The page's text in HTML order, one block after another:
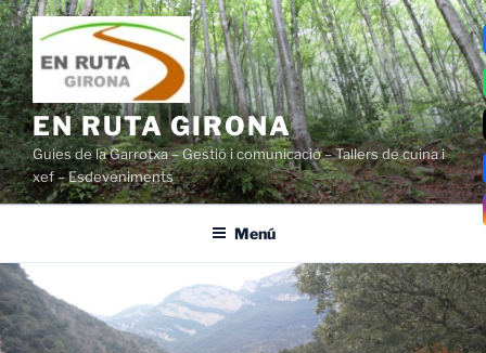
Vés
al
contingut
EN RUTA GIRONA
Guies de la Garrotxa – Gestió i comunicació – Tallers de cuina i
xef – Esdeveniments
Menú